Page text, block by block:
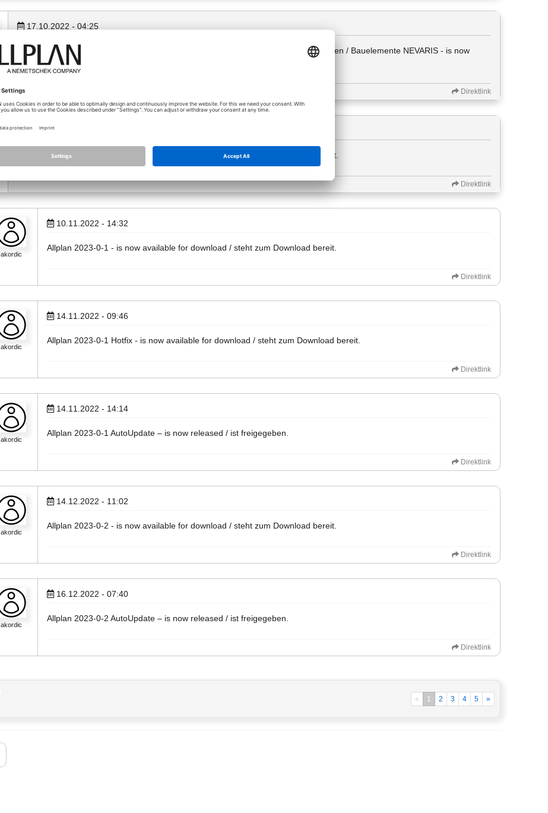
17.10.2022 - 04:25
Allplan IBD 2023-0-0 Planungsdaten / Basic - Planungsdaten / Umbau - Planungsdaten / Bauelemente NEVARIS - is now
available for download / steht zum Download bereit.
Direktlink
02.11.2022 - 12:28
Allplan 2023-0-0 Student - is now available for download / steht zum Download bereit.
Direktlink
akordic
10.11.2022 - 14:32
Allplan 2023-0-1 - is now available for download / steht zum Download bereit.
Direktlink
akordic
14.11.2022 - 09:46
Allplan 2023-0-1 Hotfix - is now available for download / steht zum Download bereit.
Direktlink
akordic
14.11.2022 - 14:14
Allplan 2023-0-1 AutoUpdate – is now released / ist freigegeben.
Direktlink
akordic
14.12.2022 - 11:02
Allplan 2023-0-2 - is now available for download / steht zum Download bereit.
Direktlink
akordic
16.12.2022 - 07:40
Allplan 2023-0-2 AutoUpdate – is now released / ist freigegeben.
Direktlink
« 1 2 3 4 5 »